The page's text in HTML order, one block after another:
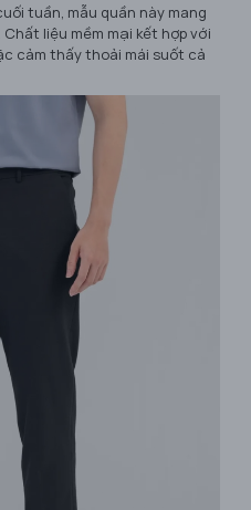
tuần, mẫu quần này mang
liệu mềm mại kết hợp với
cảm thấy thoải mái suốt cả